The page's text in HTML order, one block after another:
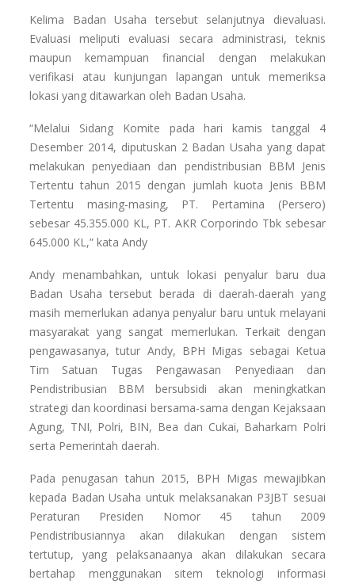
Kelima Badan Usaha tersebut selanjutnya dievaluasi.
Evaluasi meliputi evaluasi secara administrasi, teknis
maupun kemampuan financial dengan melakukan
verifikasi atau kunjungan lapangan untuk memeriksa
lokasi yang ditawarkan oleh Badan Usaha.
“Melalui Sidang Komite pada hari kamis tanggal 4
Desember 2014, diputuskan 2 Badan Usaha yang dapat
melakukan penyediaan dan pendistribusian BBM Jenis
Tertentu tahun 2015 dengan jumlah kuota Jenis BBM
Tertentu masing-masing, PT. Pertamina (Persero)
sebesar 45.355.000 KL, PT. AKR Corporindo Tbk sebesar
645.000 KL,” kata Andy
Andy menambahkan, untuk lokasi penyalur baru dua
Badan Usaha tersebut berada di daerah-daerah yang
masih memerlukan adanya penyalur baru untuk melayani
masyarakat yang sangat memerlukan. Terkait dengan
pengawasanya, tutur Andy, BPH Migas sebagai Ketua
Tim Satuan Tugas Pengawasan Penyediaan dan
Pendistribusian BBM bersubsidi akan meningkatkan
strategi dan koordinasi bersama-sama dengan Kejaksaan
Agung, TNI, Polri, BIN, Bea dan Cukai, Baharkam Polri
serta Pemerintah daerah.
Pada penugasan tahun 2015, BPH Migas mewajibkan
kepada Badan Usaha untuk melaksanakan P3JBT sesuai
Peraturan Presiden Nomor 45 tahun 2009
Pendistribusiannya akan dilakukan dengan sistem
tertutup, yang pelaksanaanya akan dilakukan secara
bertahap menggunakan sitem teknologi informasi